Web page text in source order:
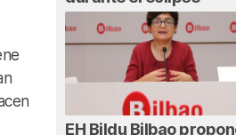
EH Bildu Bilbao